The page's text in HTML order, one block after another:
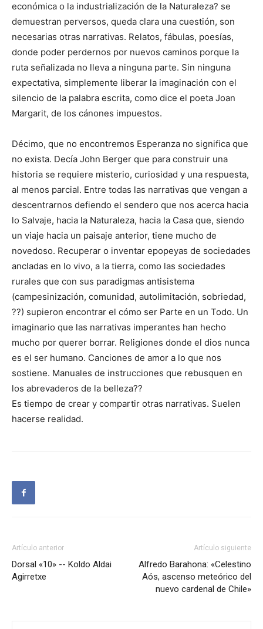
económica o la industrialización de la Naturaleza? se
demuestran perversos, queda clara una cuestión, son
necesarias otras narrativas. Relatos, fábulas, poesías,
donde poder perdernos por nuevos caminos porque la
ruta señalizada no lleva a ninguna parte. Sin ninguna
expectativa, simplemente liberar la imaginación con el
silencio de la palabra escrita, como dice el poeta Joan
Margarit, de los cánones impuestos.
Décimo, que no encontremos Esperanza no significa que
no exista. Decía John Berger que para construir una
historia se requiere misterio, curiosidad y una respuesta,
al menos parcial. Entre todas las narrativas que vengan a
descentrarnos defiendo el sendero que nos acerca hacia
lo Salvaje, hacia la Naturaleza, hacia la Casa que, siendo
un viaje hacia un paisaje anterior, tiene mucho de
novedoso. Recuperar o inventar epopeyas de sociedades
ancladas en lo vivo, a la tierra, como las sociedades
rurales que con sus paradigmas antisistema
(campesinización, comunidad, autolimitación, sobriedad,
??) supieron encontrar el cómo ser Parte en un Todo. Un
imaginario que las narrativas imperantes han hecho
mucho por querer borrar. Religiones donde el dios nunca
es el ser humano. Canciones de amor a lo que nos
sostiene. Manuales de instrucciones que rebusquen en
los abrevaderos de la belleza??
Es tiempo de crear y compartir otras narrativas. Suelen
hacerse realidad.
Artículo anterior
Dorsal «10» -- Koldo Aldai
Agirretxe
Artículo siguiente
Alfredo Barahona: «Celestino
Aós, ascenso meteórico del
nuevo cardenal de Chile»